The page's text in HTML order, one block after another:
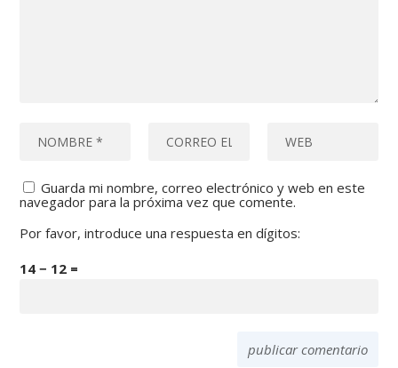
Guarda mi nombre, correo electrónico y web en este
navegador para la próxima vez que comente.
Por favor, introduce una respuesta en dígitos:
14 − 12 =